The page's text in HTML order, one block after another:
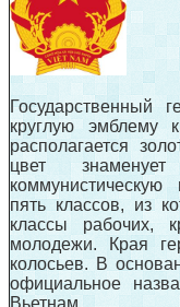
Государственный
круглую эмблему
располагается
цвет
пять классов, из
классы рабочих,
молодежи. Края
колосьев. В
официальное
Вьетнам.